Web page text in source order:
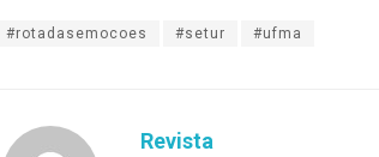
#rotadasemocoes #setur #ufma
Revista